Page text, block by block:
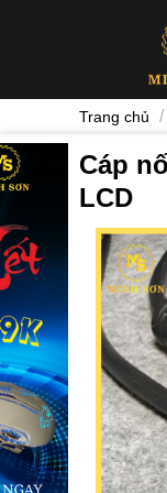
Trang chủ /
Cáp
LCD